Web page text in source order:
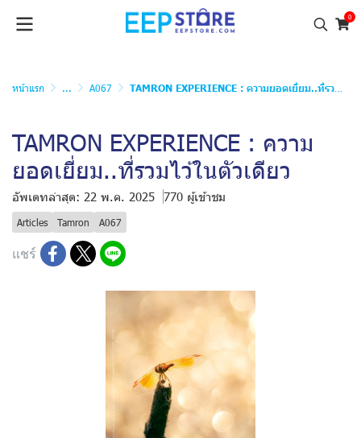
0
หน้าแรก ... A067 TAMRON EXPERIENCE : ความยอดเยี่ยม..ที่รวมไว้ในตัวเดียว
TAMRON EXPERIENCE : ความ
ยอดเยี่ยม..ที่รวมไว้ในตัวเดียว
อัพเดทล่าสุด: 22 พ.ค. 2025 770 ผู้เข้าชม
Articles Tamron A067
แชร์